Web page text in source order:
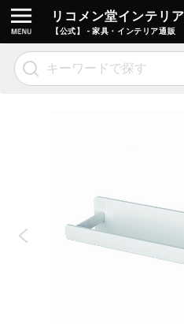
リコメン堂インテリ
【公式】 - 家具・インテリア通販